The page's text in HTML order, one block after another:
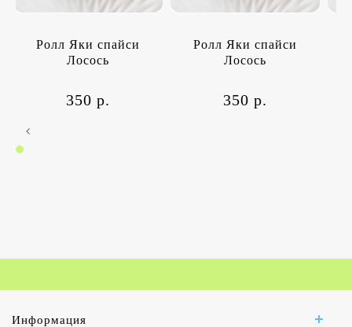
Ролл Яки спайси
Лосось
350 р.
Ролл Яки спайси
Лосось
350 р.
Информация